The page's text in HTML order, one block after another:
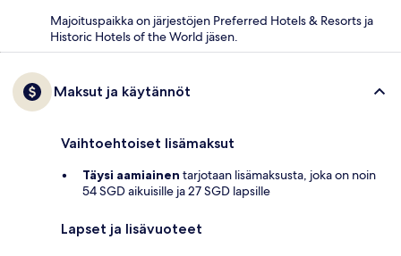
Majoituspaikka on järjestöjen Preferred Hotels & Resorts ja
Historic Hotels of the World jäsen.
Maksut ja käytännöt
Vaihtoehtoiset lisämaksut
Täysi aamiainen tarjotaan lisämaksusta, joka on noin
54 SGD aikuisille ja 27 SGD lapsille
Lapset ja lisävuoteet